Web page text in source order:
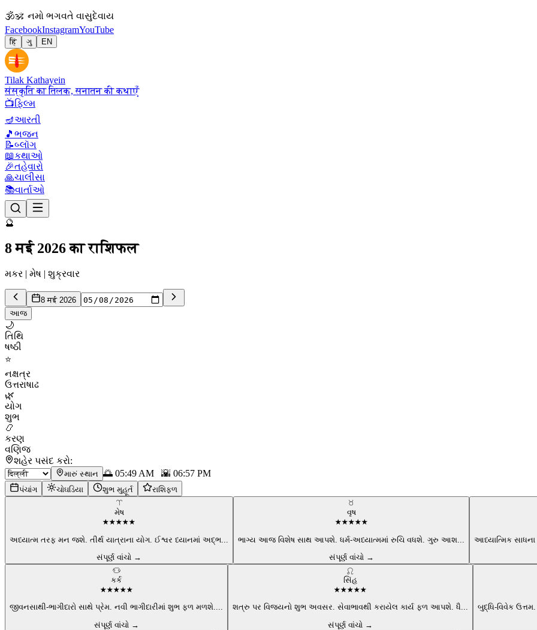
🕉ॐ નમો ભગવતે વાસુદેવાય
FacebookInstagramYouTube
हिं ગુ EN
Tilak Kathayein
संस्कृति का तिलक, सनातन की कथाएँ
📺ફિલ્મ
🪔આરતી
🎵 ભજન
📝બ્લૉગ
📖કથાઓ
🎉તહેવારો
🙏ચાલીસા
📚વાર્તાઓ
🔮
8 मई 2026 का राशिफल
મકર | મેષ | શુક્રવાર
8 मई 2026
આજ
🌙
તિથિ
ષષ્ઠી
⭐
નક્ષત્ર
ઉત્તરાષાઢ
🌿
યોગ
શુભ
📿
કરણ
વણિજ
શહેર પસંદ કરો:
મારું સ્થાન 🌅 05:49 AM 🌇 06:57 PM
પંચાંગ ચોઘડિયા શુભ મુહૂર્ત
રાશિફળ
♈
મેષ
★★★★★
અધ્યાત્મ તરફ મન જશે. તીર્થ યાત્રાના યોગ. ઈશ્વર ધ્યાનમાં અદ્ભ
સંપૂર્ણ વાંચો →
♉
વૃષ
★★★★★
ભાગ્ય આજ વિશેષ સાથ આપશે. ધર્મ-અધ્યાત્મમાં રુચિ વધશે. ગુરુ આશ
સંપૂર્ણ વાંચો →
આધ્યાત્મિક
♋
કર્ક
★★★★★
જીવનસાથી-ભાગીદારો સાથે પ્રેમ. નવી ભાગીદારીમાં શુભ ફળ મળશે....
સંપૂર્ણ વાંચો →
♌
સિંહ
★★★★★
શત્રુ પર વિજયનો શુભ અવસર. સેવાભાવથી કરાયેલ કાર્ય ફળ આપશે. ધૈ...
સંપૂર્ણ વાંચો →
બુદ્ધિ-વિવેક